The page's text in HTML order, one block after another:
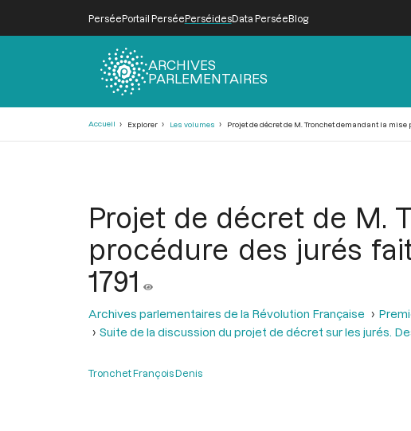
PerséePortail PerséePerséidesData PerséeBlog
ARCHIVES
PARLEMENTAIRES
Accueil Explorer Les volumes Projet de décret de M. Tronchet demandant la
Projet de décret de M.
procédure des jurés
1791
Archives parlementaires de la Révolution Française
Suite de la discussion du projet de décret sur les jurés.
Tronchet François Denis